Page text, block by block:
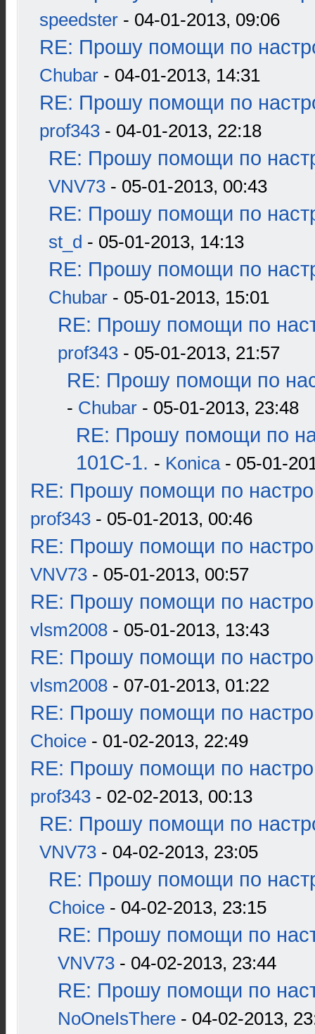
speedster - 04-01-2013, 09:06
RE: Прошу помощи по
Chubar - 04-01-2013, 14:31
RE: Прошу помощи по
prof343 - 04-01-2013, 22:18
RE: Прошу помощи по
VNV73 - 05-01-2013, 00:43
RE: Прошу помощи по
st_d - 05-01-2013, 14:13
RE: Прошу помощи по
Chubar - 05-01-2013, 15:01
RE: Прошу помощи по
prof343 - 05-01-2013, 21:57
RE: Прошу помощи по
- Chubar - 05-01-2013, 23:48
RE: Прошу помощи по
101С-1. - Konica- 05-01-
RE: Прошу помощи по
prof343 - 05-01-2013, 00:46
RE: Прошу помощи по
VNV73 - 05-01-2013, 00:57
RE: Прошу помощи по
vlsm2008 - 05-01-2013, 13:43
RE: Прошу помощи по
vlsm2008 - 07-01-2013, 01:22
RE: Прошу помощи по
Choice - 01-02-2013, 22:49
RE: Прошу помощи по
prof343 - 02-02-2013, 00:13
RE: Прошу помощи по
VNV73 - 04-02-2013, 23:05
RE: Прошу помощи по
Choice - 04-02-2013, 23:15
RE: Прошу помощи по
VNV73 - 04-02-2013, 23:44
RE: Прошу помощи по
NoOneIsThere - 04-02-2013,